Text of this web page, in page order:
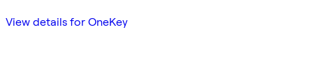
View details for OneKey